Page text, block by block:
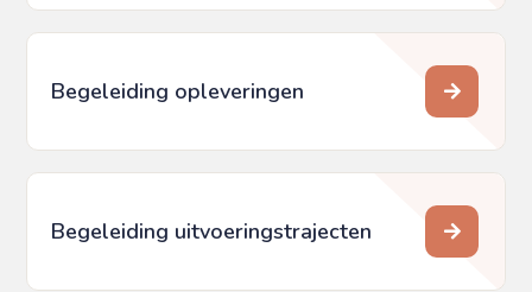
Begeleiding opleveringen
Begeleiding uitvoeringstrajecten